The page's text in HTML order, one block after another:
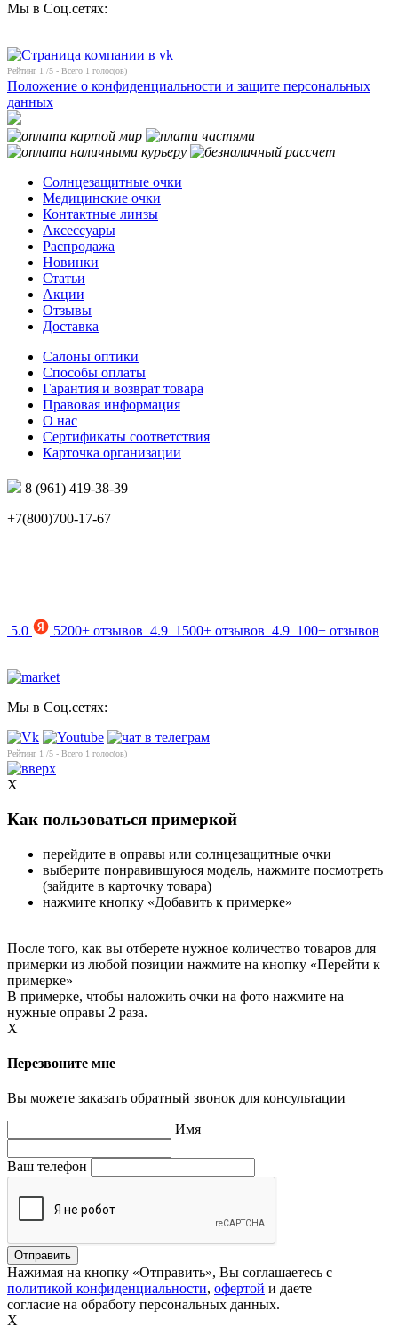
Мы в Соц.сетях:
Рейтинг 1 /5 - Всего 1 голос(ов)
Положение о конфиденциальности и защите персональных
данных
Солнцезащитные очки
Медицинские очки
Контактные линзы
Аксессуары
Распродажа
Новинки
Статьи
Акции
Отзывы
Доставка
Салоны оптики
Способы оплаты
Гарантия и возврат товара
Правовая информация
О нас
Сертификаты соответствия
Карточка организации
8 (961) 419-38-39
+7(800)700-17-67
5.0 5200+ отзывов 4.9 1500+ отзывов 4.9 100+ отзывов
Мы в Соц.сетях:
Рейтинг 1 /5 - Всего 1 голос(ов)
X
Как пользоваться примеркой
перейдите в оправы или солнцезащитные очки
выберите понравившуюся модель, нажмите посмотреть
(зайдите в карточку товара)
нажмите кнопку «Добавить к примерке»
После того, как вы отберете нужное количество товаров для
примерки из любой позиции нажмите на кнопку «Перейти к
примерке»
В примерке, чтобы наложить очки на фото нажмите на
нужные оправы 2 раза.
X
Перезвоните мне
Вы можете заказать обратный звонок для консультации
Имя
Ваш телефон
Нажимая на кнопку «Отправить», Вы соглашаетесь с
политикой конфиденциальности, офертой и даете
согласие на обработу персональных данных.
X